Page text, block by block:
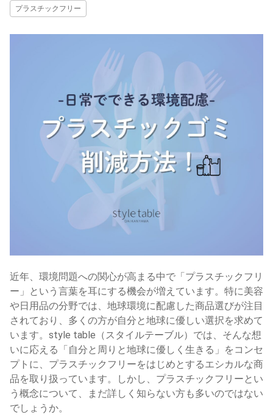
プラスチックフリー
近年、環境問題への関心が高まる中で「プラスチックフリ
ー」という言葉を耳にする機会が増えています。特に美容
や日用品の分野では、地球環境に配慮した商品選びが注目
されており、多くの方が自分と地球に優しい選択を求めて
います。style table（スタイルテーブル）では、そんな想
いに応える「自分と周りと地球に優しく生きる」をコンセ
プトに、プラスチックフリーをはじめとするエシカルな商
品を取り扱っています。しかし、プラスチックフリーとい
う概念について、まだ詳しく知らない方も多いのではない
でしょうか。